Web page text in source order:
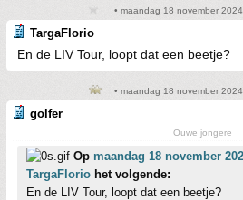
• maandag 18 november
TargaFlorio
En de LIV Tour, loopt dat een beetje?
• maandag 18 november
golfer
Ouwe jongere
Op maandag 18 november
TargaFlorio het volgende:
En de LIV Tour, loopt dat een beetje?